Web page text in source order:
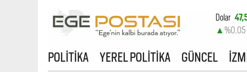
Dolar
▲ %0.05
%0.7
POLİTİKA YEREL POLİTİKA GÜNCEL